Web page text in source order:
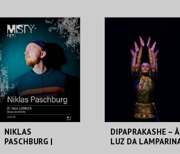
MUSEU DO ORIENTE
MAIS INFO
COMPRAR
MAIS INFO
COMPRAR
NIKLAS
PASCHBURG |
DIPAPRAKASHE – À
LUZ DA